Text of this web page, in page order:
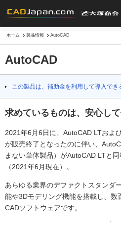
ホーム 製品情報 AutoCAD
AutoCAD
この製品は、補助金を利用して導入でき
求めているものは、安心し
2021年6月6日に、AutoCAD LTおよ
が販売終了となったのに伴い、
まない単体製品）がAutoCAD LTと
（2021年6月現在）。
あらゆる業界のデファクトスタンダ
能や3Dモデリング機能を搭載し、数
CADソフトウェアです。